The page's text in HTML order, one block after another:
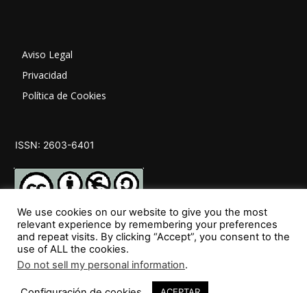
Aviso Legal
Privacidad
Política de Cookies
ISSN: 2603-6401
SÍGUENOS
We use cookies on our website to give you the most
relevant experience by remembering your preferences
and repeat visits. By clicking “Accept”, you consent to the
use of ALL the cookies.
Do not sell my personal information.